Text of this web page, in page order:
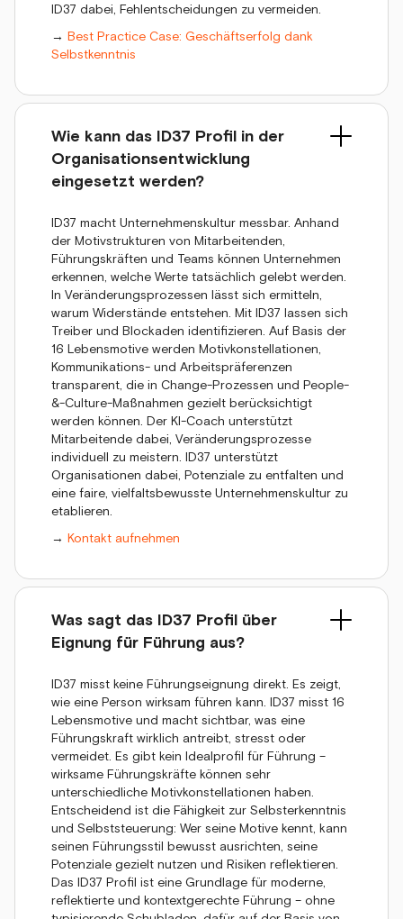
ID37 dabei, Fehlentscheidungen zu vermeiden.
→ Best Practice Case: Geschäftserfolg dank
Selbstkenntnis
Wie kann das ID37 Profil in der
Organisationsentwicklung
eingesetzt werden?
ID37 macht Unternehmenskultur messbar. Anhand
der Motivstrukturen von Mitarbeitenden,
Führungskräften und Teams können Unternehmen
erkennen, welche Werte tatsächlich gelebt werden.
In Veränderungsprozessen lässt sich ermitteln,
warum Widerstände entstehen. Mit ID37 lassen sich
Treiber und Blockaden identifizieren. Auf Basis der
16 Lebensmotive werden Motivkonstellationen,
Kommunikations- und Arbeitspräferenzen
transparent, die in Change-Prozessen und People-
&-Culture-Maßnahmen gezielt berücksichtigt
werden können. Der KI-Coach unterstützt
Mitarbeitende dabei, Veränderungsprozesse
individuell zu meistern. ID37 unterstützt
Organisationen dabei, Potenziale zu entfalten und
eine faire, vielfaltsbewusste Unternehmenskultur zu
etablieren.
→ Kontakt aufnehmen
Was sagt das ID37 Profil über
Eignung für Führung aus?
ID37 misst keine Führungseignung direkt. Es zeigt,
wie eine Person wirksam führen kann. ID37 misst 16
Lebensmotive und macht sichtbar, was eine
Führungskraft wirklich antreibt, stresst oder
vermeidet. Es gibt kein Idealprofil für Führung –
wirksame Führungskräfte können sehr
unterschiedliche Motivkonstellationen haben.
Entscheidend ist die Fähigkeit zur Selbsterkenntnis
und Selbststeuerung: Wer seine Motive kennt, kann
seinen Führungsstil bewusst ausrichten, seine
Potenziale gezielt nutzen und Risiken reflektieren.
Das ID37 Profil ist eine Grundlage für moderne,
reflektierte und kontextgerechte Führung – ohne